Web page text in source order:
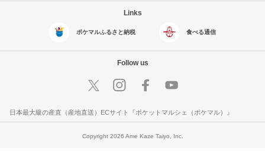
Links
ポケマルふるさと納税 食べる通信
Follow us
日本最大級の産直（産地直送）ECサイト『ポケットマルシェ（ポケマル）』
Copyright 2026 Ame Kaze Taiyo, Inc.